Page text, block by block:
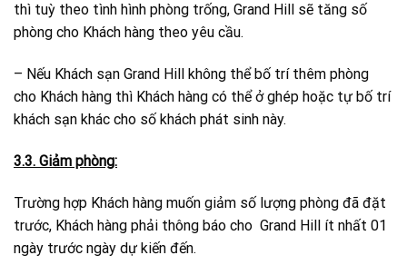
thì tuỳ theo tình hình phòng trống, Grand Hill sẽ tăng số
phòng cho Khách hàng theo yêu cầu.
– Nếu Khách sạn Grand Hill không thể bố trí thêm phòng
cho Khách hàng thì Khách hàng có thể ở ghép hoặc tự bố trí
khách sạn khác cho số khách phát sinh này.
3.3. Giảm phòng:
Trường hợp Khách hàng muốn giảm số lượng phòng đã đặt
trước, Khách hàng phải thông báo cho Grand Hill ít nhất 01
ngày trước ngày dự kiến đến.